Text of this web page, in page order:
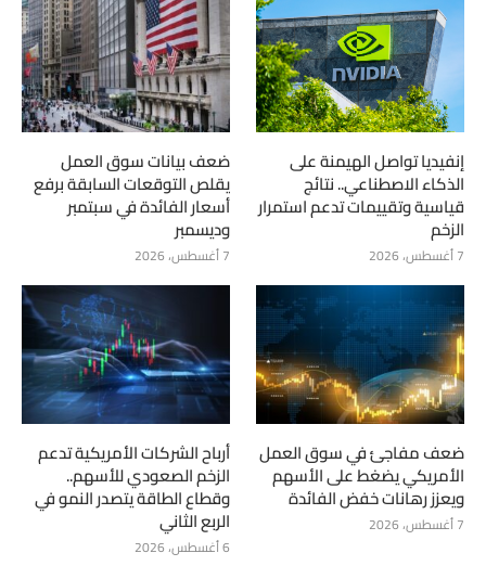
إنفيديا تواصل الهيمنة على
الذكاء الاصطناعي.. نتائج
قياسية وتقييمات تدعم استمرار
الزخم
7 أغسطس، 2026
ضعف بيانات سوق العمل
يقلص التوقعات السابقة برفع
أسعار الفائدة في سبتمبر
وديسمبر
7 أغسطس، 2026
ضعف مفاجئ في سوق العمل
الأمريكي يضغط على الأسهم
ويعزز رهانات خفض الفائدة
7 أغسطس، 2026
أرباح الشركات الأمريكية تدعم
الزخم الصعودي للأسهم..
وقطاع الطاقة يتصدر النمو في
الربع الثاني
6 أغسطس، 2026